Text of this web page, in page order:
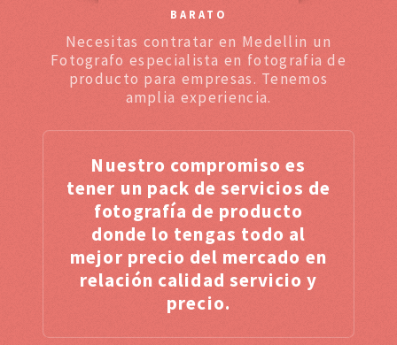
BARATO
Necesitas contratar en Medellin un
Fotografo especialista en fotografia de
producto para empresas. Tenemos
amplia experiencia.
Nuestro compromiso es
tener un pack de servicios de
fotografía de producto
donde lo tengas todo al
mejor precio del mercado en
relación calidad servicio y
precio.